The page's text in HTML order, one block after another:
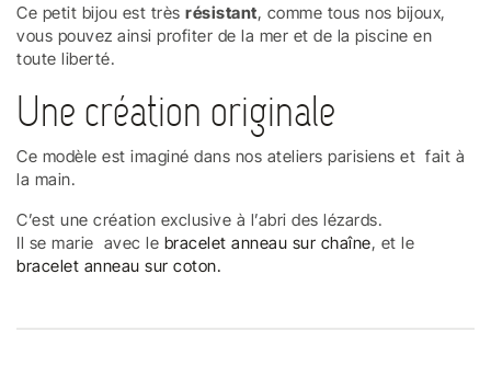
Ce petit bijou est très résistant, comme tous nos bijoux,
vous pouvez ainsi profiter de la mer et de la piscine en
toute liberté.
Une création originale
Ce modèle est imaginé dans nos ateliers parisiens et fait à
la main.
C’est une création exclusive à l’abri des lézards.
Il se marie avec le bracelet anneau sur chaîne, et le
bracelet anneau sur coton.